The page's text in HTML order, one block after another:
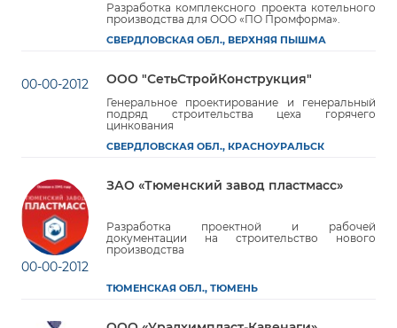
Разработка комплексного проекта котельного
производства для ООО «ПО Промформа».
СВЕРДЛОВСКАЯ ОБЛ., ВЕРХНЯЯ ПЫШМА
00-00-2012 ООО "СетьСтройКонструкция"
Генеральное проектирование и генеральный
подряд строительства цеха горячего
цинкования
СВЕРДЛОВСКАЯ ОБЛ., КРАСНОУРАЛЬСК
00-00-2012
ЗАО «Тюменский завод пластмасс»
Разработка проектной и рабочей
документации на строительство нового
производства
ТЮМЕНСКАЯ ОБЛ., ТЮМЕНЬ